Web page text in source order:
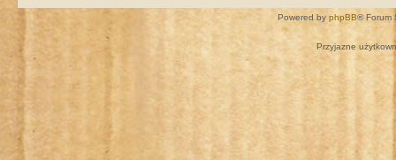
Powered by phpBB® Forum
Przyjazne